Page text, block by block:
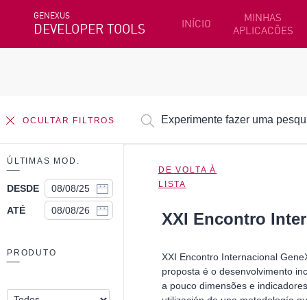
GENEXUS
DEVELOPER TOOLS INÍCIO
MINHAS
APLICACÕES